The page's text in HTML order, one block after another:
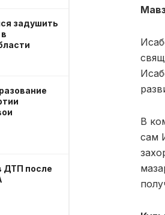
задушить
ДТП после
В
сам